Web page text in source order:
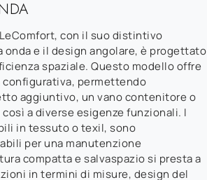
con il suo distintivo
onda e il design angolare, è progettato
spaziale. Questo modello offre
permettendo
aggiuntivo, un vano contenitore o
a diverse esigenze funzionali. I
in tessuto o texil, sono
per una manutenzione
compatta e salvaspazio si presta a
in termini di misure, design del